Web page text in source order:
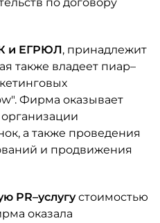
и ЕГРЮЛ, принадлежит
также владеет пиар–
Фирма оказывает
организации
а также проведения
и продвижения
PR–услугустоимостью
оказала